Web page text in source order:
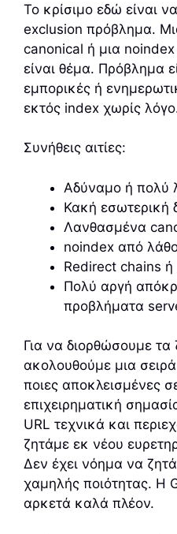
Το κρίσιμο εδώ είναι
exclusion πρόβλημα.
canonical ή μια
είναι θέμα. Πρόβλημα
εμπορικές ή
εκτός index χωρίς
Συνήθεις αιτίες:
Αδύναμο ή πολύ
Κακή εσωτερική
Λανθασμένα
noindex από
Redirect chains
Πολύ αργή
προβλήματα
Για να διορθώσουμε τα
ακολουθούμε μια
ποιες αποκλεισμένες
επιχειρηματική
URL τεχνικά και
ζητάμε εκ νέου
Δεν έχει νόημα να
χαμηλής ποιότητας. Η
αρκετά καλά πλέον.